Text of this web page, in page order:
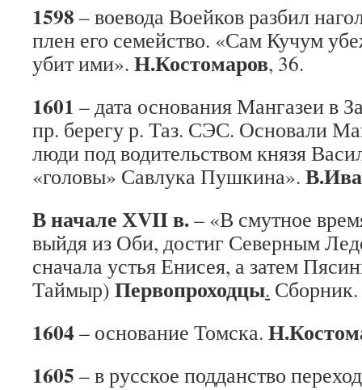
1598 – воевода Воейков разбил
плен его семейство. «Сам Кучум
убит ими». Н.Костомаров, 36.
1601 – дата основания Мангазеи в
пр. берегу р. Таз. СЭС. Основали
люди под водительством князя
«головы» Савлука Пушкина».
В начале ХVII в.– «В смутное
выйдя из Оби, достиг Северным
сначала устья Енисея, а затем
Таймыр) Первопроходцы.
1604 – основание Томска.
1605 – в русское подданство